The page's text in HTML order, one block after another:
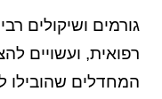
גורמים ושיקולים
רפואית, ועשויים
המחדלים שהובילו